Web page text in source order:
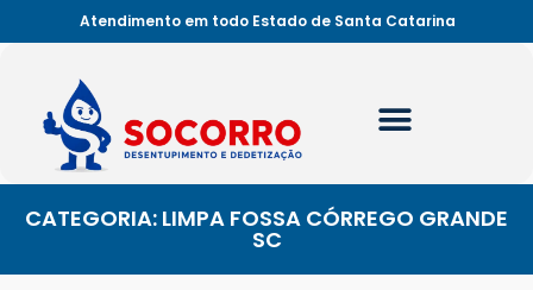
Atendimento em todo Estado de Santa Catarina
CATEGORIA: LIMPA FOSSA CÓRREGO GRANDE
SC